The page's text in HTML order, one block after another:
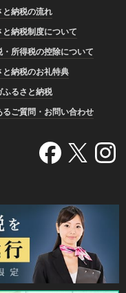
と納税の流れ
と納税制度について
・所得税の控除について
と納税のお礼特典
ふるさと納税
るご質問・お問い合わせ